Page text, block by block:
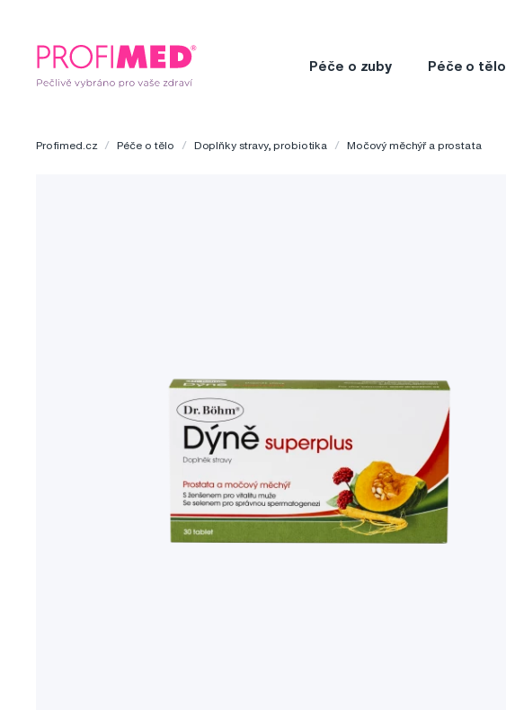
Péče o zuby Péče o tělo
Profimed.cz Péče o tělo Doplňky stravy, probiotika Močový měchýř a prostata